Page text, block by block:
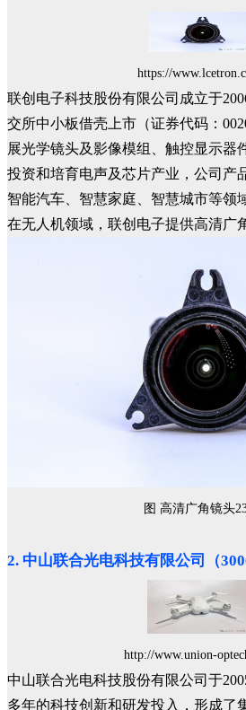
https://
联创电子科技股份有限公司成立于
交所中小板借壳上市（证券代码：
展光学镜头及影像模组、触控显示器
投资和培育电声及芯片产业，公司产
智能汽车、智慧家庭、智慧城市等领
在无人机领域，联创电子提供高清广
图 高清广角镜头
2. 中山联合光电科技有限公司（
http://www.union-
中山联合光电科技股份有限公司于
多年的科技创新和研发投入，形成了